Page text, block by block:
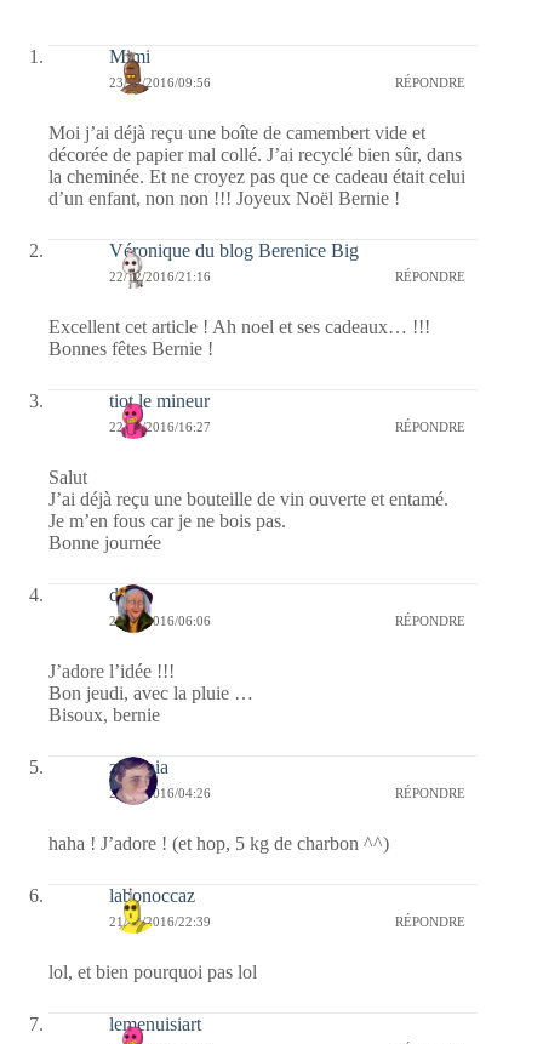
Mimi
23/12/2016/09:56 RÉPONDRE
Moi j’ai déjà reçu une boîte de camembert vide et
décorée de papier mal collé. J’ai recyclé bien sûr, dans
la cheminée. Et ne croyez pas que ce cadeau était celui
d’un enfant, non non !!! Joyeux Noël Bernie !
Véronique du blog Berenice Big
22/12/2016/21:16 RÉPONDRE
Excellent cet article ! Ah noel et ses cadeaux… !!!
Bonnes fêtes Bernie !
tiot le mineur
22/12/2016/16:27 RÉPONDRE
Salut
J’ai déjà reçu une bouteille de vin ouverte et entamé.
Je m’en fous car je ne bois pas.
Bonne journée
dom
22/12/2016/06:06 RÉPONDRE
J’adore l’idée !!!
Bon jeudi, avec la pluie …
Bisoux, bernie
zenopia
22/12/2016/04:26 RÉPONDRE
haha ! J’adore ! (et hop, 5 kg de charbon ^^)
labonoccaz
21/12/2016/22:39 RÉPONDRE
lol, et bien pourquoi pas lol
lemenuisiart